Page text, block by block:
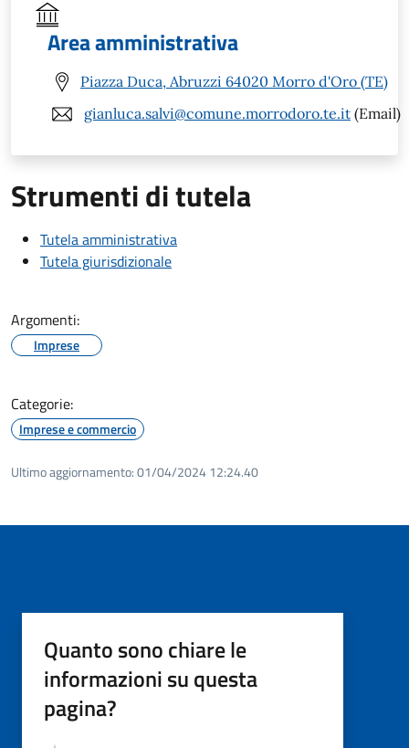
Area amministrativa
Piazza Duca, Abruzzi 64020 Morro d'Oro (TE)
gianluca.salvi@comune.morrodoro.te.it (Email)
Strumenti di tutela
Tutela amministrativa
Tutela giurisdizionale
Argomenti:
Imprese
Categorie:
Imprese e commercio
Ultimo aggiornamento:01/04/2024 12:24.40
Quanto sono chiare le
informazioni su questa
pagina?